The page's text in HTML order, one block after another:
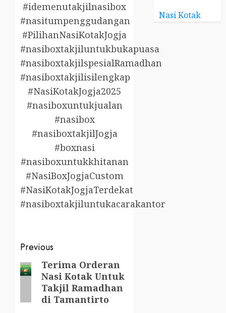
#idemenutakjilnasibox
#nasitumpenggudangan
#PilihanNasiKotakJogja
#nasiboxtakjiluntukbukapuasa
#nasiboxtakjilspesialRamadhan
#nasiboxtakjilisilengkap
#NasiKotakJogja2025
#nasiboxuntukjualan
#nasibox
#nasiboxtakjilJogja
#boxnasi
#nasiboxuntukkhitanan
#NasiBoxJogjaCustom
#NasiKotakJogjaTerdekat
#nasiboxtakjiluntukacarakantor
Post
navigation
Previous
Previous
post:
Terima Orderan
Nasi Kotak Untuk
Takjil Ramadhan
di Tamantirto
Nasi Kotak